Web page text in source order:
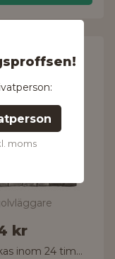
moms
kr
Skickas inom 24 timmar!